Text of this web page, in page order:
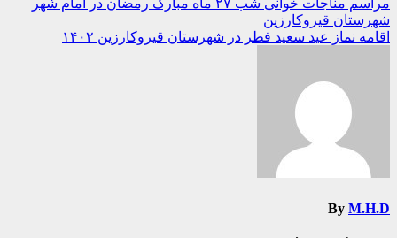
راهبری
نوشته
مراسم مناجات خوانی شب ۲۷ ماه مبارک رمضان در امام شهر
شهرستان قیروکارزین
اقامه نماز عید سعید فطر در شهرستان قیروکارزین ۱۴۰۲
By M.H.D